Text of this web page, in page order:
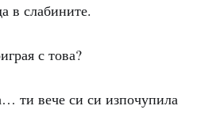
в слабините.
с това?
ти вече си си изпочупила